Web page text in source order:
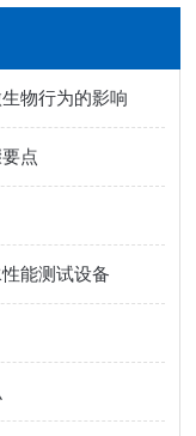
物行为的影响
点
能测试设备